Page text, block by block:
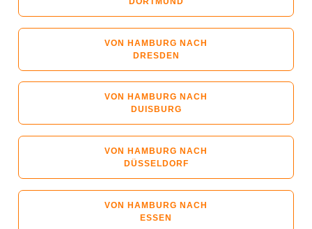
VON HAMBURG NACH
DRESDEN
VON HAMBURG NACH
DUISBURG
VON HAMBURG NACH
DÜSSELDORF
VON HAMBURG NACH
ESSEN